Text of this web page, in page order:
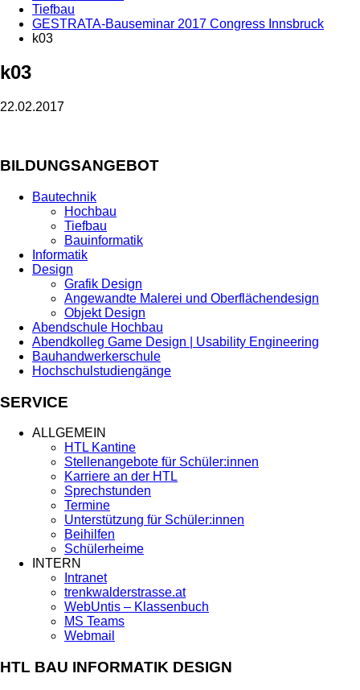
Tiefbau
GESTRATA-Bauseminar 2017 Congress Innsbruck
k03
k03
22.02.2017
BILDUNGSANGEBOT
Bautechnik
Hochbau
Tiefbau
Bauinformatik
Informatik
Design
Grafik Design
Angewandte Malerei und Oberflächendesign
Objekt Design
Abendschule Hochbau
Abendkolleg Game Design | Usability Engineering
Bauhandwerkerschule
Hochschulstudiengänge
SERVICE
ALLGEMEIN
HTL Kantine
Stellenangebote für Schüler:innen
Karriere an der HTL
Sprechstunden
Termine
Unterstützung für Schüler:innen
Beihilfen
Schülerheime
INTERN
Intranet
trenkwalderstrasse.at
WebUntis – Klassenbuch
MS Teams
Webmail
HTL BAU INFORMATIK DESIGN